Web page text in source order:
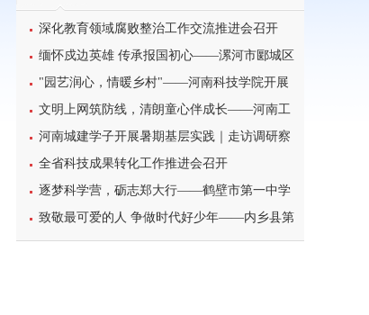
深化教育领域腐败整治工作交流推进会召开
缅怀戍边英雄 传承报国初心——漯河市郾城区
东街小学开展八一建军节主题特色教育活动
"园艺润心，情暖乡村"——河南科技学院开展
暑期三下乡心理健康宣讲活动
文明上网筑防线，清朗童心伴成长——河南工
业大学北斗星筑梦志愿服务团队开展科普主题实
践课堂
河南城建学子开展暑期基层实践｜走访调研察
民情，反诈宣传护平安
全省科技成果转化工作推进会召开
逐梦科学营，砺志郑大行——鹤壁市第一中学
学子参加2026年郑州大学高校科学营研学之旅纪
实
致敬最可爱的人 争做时代好少年——内乡县第
一小学开展暑期“八一”建军节主题实践活动